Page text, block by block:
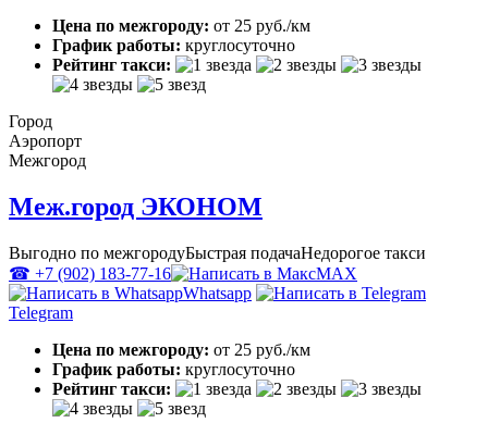
Цена по межгороду: от 25 руб./км
График работы: круглосуточно
Рейтинг такси:
Город
Аэропорт
Межгород
Меж.город ЭКОНОМ
Выгодно по межгородуБыстрая подачаНедорогое такси
☎ +7 (902) 183-77-16
MAX
Whatsapp
Telegram
Цена по межгороду: от 25 руб./км
График работы: круглосуточно
Рейтинг такси: